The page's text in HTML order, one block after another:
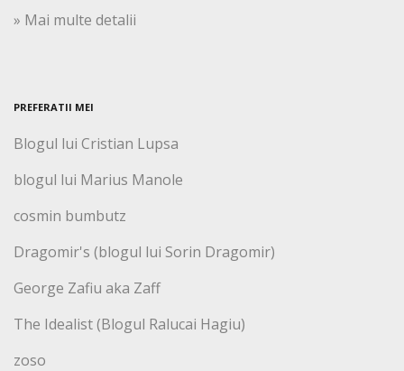
» Mai multe detalii
PREFERATII MEI
Blogul lui Cristian Lupsa
blogul lui Marius Manole
cosmin bumbutz
Dragomir's (blogul lui Sorin Dragomir)
George Zafiu aka Zaff
The Idealist (Blogul Ralucai Hagiu)
zoso